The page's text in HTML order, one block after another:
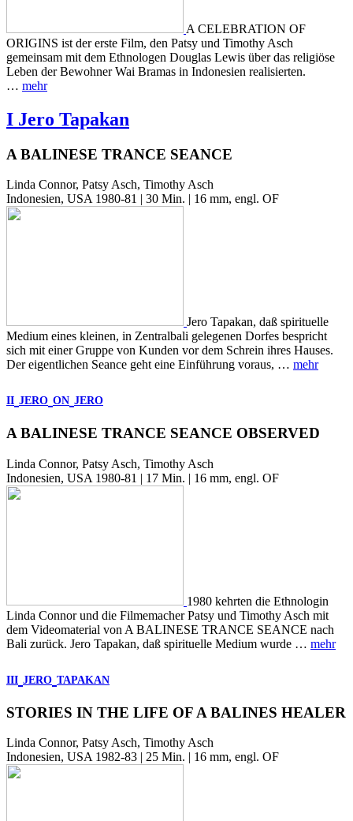
A CELEBRATION OF
ORIGINS ist der erste Film, den Patsy und Timothy Asch
gemeinsam mit dem Ethnologen Douglas Lewis über das religiöse
Leben der Bewohner Wai Bramas in Indonesien realisierten.
… mehr
I Jero Tapakan
A BALINESE TRANCE SEANCE
Linda Connor, Patsy Asch, Timothy Asch
Indonesien, USA 1980-81 | 30 Min. | 16 mm, engl. OF
Jero Tapakan, daß spirituelle
Medium eines kleinen, in Zentralbali gelegenen Dorfes bespricht
sich mit einer Gruppe von Kunden vor dem Schrein ihres Hauses.
Der eigentlichen Seance geht eine Einführung voraus, … mehr
II JERO ON JERO
A BALINESE TRANCE SEANCE OBSERVED
Linda Connor, Patsy Asch, Timothy Asch
Indonesien, USA 1980-81 | 17 Min. | 16 mm, engl. OF
1980 kehrten die Ethnologin
Linda Connor und die Filmemacher Patsy und Timothy Asch mit
dem Videomaterial von A BALINESE TRANCE SEANCE nach
Bali zurück. Jero Tapakan, daß spirituelle Medium wurde … mehr
III JERO TAPAKAN
STORIES IN THE LIFE OF A BALINES HEALER
Linda Connor, Patsy Asch, Timothy Asch
Indonesien, USA 1982-83 | 25 Min. | 16 mm, engl. OF